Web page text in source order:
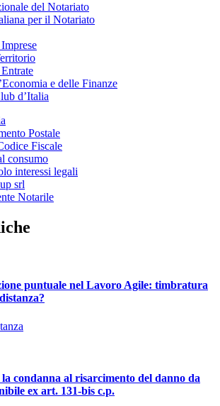
del Notariato
per il Notariato
e delle Finanze
d’Italia
Postale
Fiscale
consumo
interessi legali
srl
Notarile
puntuale nel Lavoro Agile: timbratura
condanna al risarcimento del danno da
ex art. 131-bis c.p.